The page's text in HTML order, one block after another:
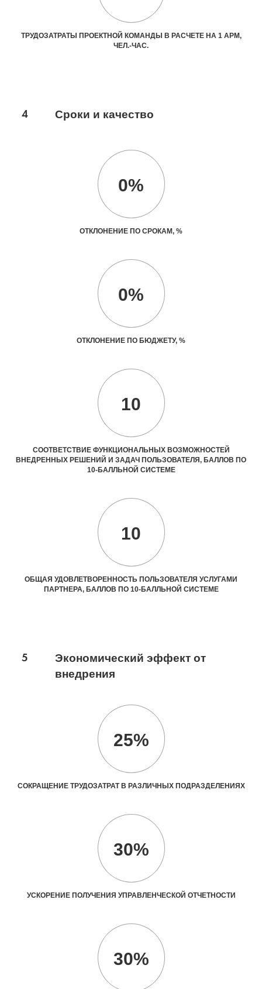
ТРУДОЗАТРАТЫ ПРОЕКТНОЙ КОМАНДЫ В РАСЧЕТЕ НА 1 АРМ,
ЧЕЛ.-ЧАС.
4 Сроки и качество
0%
ОТКЛОНЕНИЕ ПО СРОКАМ, %
0%
ОТКЛОНЕНИЕ ПО БЮДЖЕТУ, %
10
СООТВЕТСТВИЕ ФУНКЦИОНАЛЬНЫХ ВОЗМОЖНОСТЕЙ
ВНЕДРЕННЫХ РЕШЕНИЙ И ЗАДАЧ ПОЛЬЗОВАТЕЛЯ, БАЛЛОВ ПО
10-БАЛЛЬНОЙ СИСТЕМЕ
10
ОБЩАЯ УДОВЛЕТВОРЕННОСТЬ ПОЛЬЗОВАТЕЛЯ УСЛУГАМИ
ПАРТНЕРА, БАЛЛОВ ПО 10-БАЛЛЬНОЙ СИСТЕМЕ
5
Экономический эффект от
внедрения
25%
СОКРАЩЕНИЕ ТРУДОЗАТРАТ В РАЗЛИЧНЫХ ПОДРАЗДЕЛЕНИЯХ
30%
УСКОРЕНИЕ ПОЛУЧЕНИЯ УПРАВЛЕНЧЕСКОЙ ОТЧЕТНОСТИ
30%